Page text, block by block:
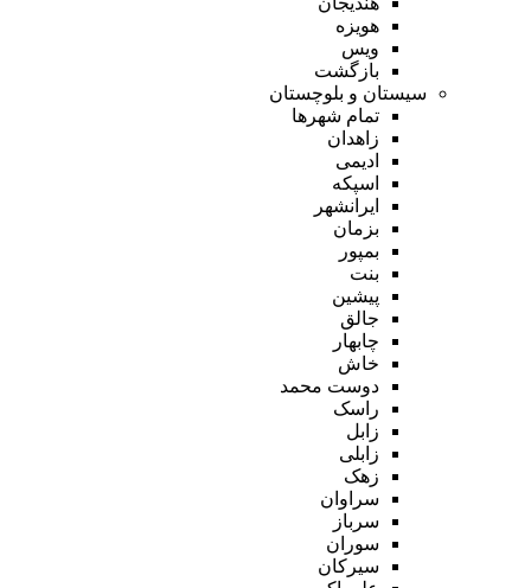
هویزه
ویس
بازگشت
سیستان و بلوچستان
تمام شهر‌ها
زاهدان
ادیمی
اسپکه
ایرانشهر
بزمان
بمپور
بنت
پیشین
جالق
چابهار
خاش
دوست محمد
راسک
زابل
زابلی
زهک
سراوان
سرباز
سوران
سیرکان